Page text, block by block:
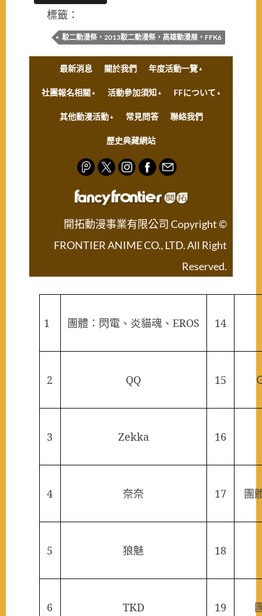
標籤：
駁二動漫祭，2013駁二動漫祭，高雄動漫展，FFK6
最新消息 關於我們 年度活動一覽
社團報名相關 活動參加須知 FFについて
其他動漫活動 常見問答 聯絡我們
歷史典藏網站
開拓動漫事業有限公司 Copyright ©
FRONTIER ANIME CO., LTD. All Right
Reserved.
1 團體：閃電、炎貓魂、EROS 14
2 QQ 15
3 Zekka 16
4 奈奈 17 團
5 狼魅 18
6 TKD 19